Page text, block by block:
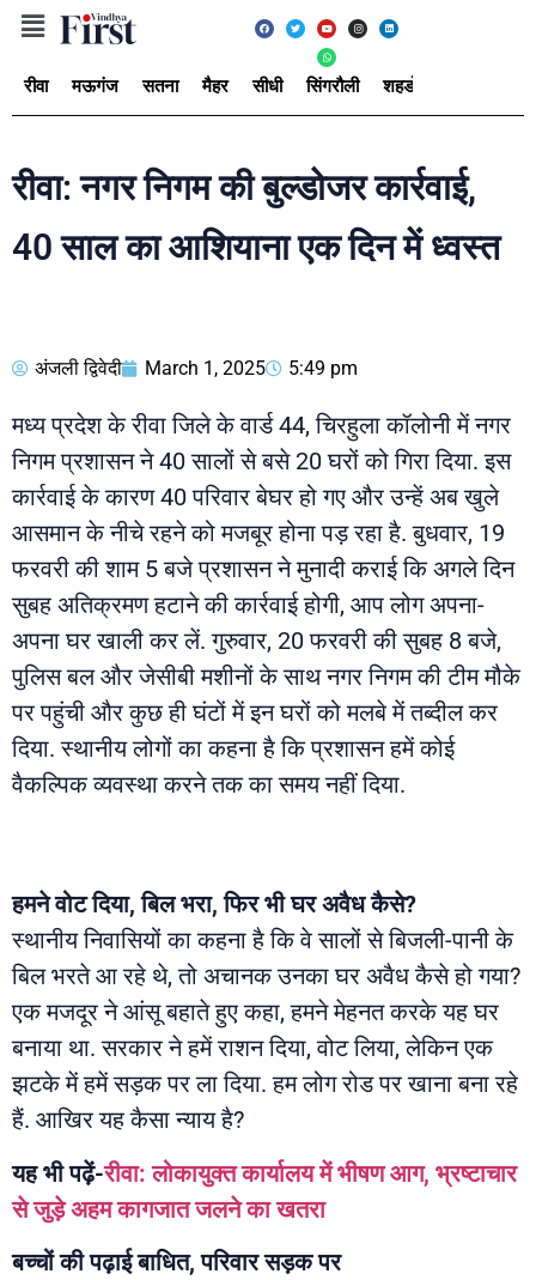
रीवा मऊगंज सतना मैहर सीधी सिंगरौली शहडोल
रीवा: नगर निगम की बुल्डोजर कार्रवाई,
40 साल का आशियाना एक दिन में ध्वस्त
अंजली द्विवेदी March 1, 2025 5:49 pm
मध्य प्रदेश के रीवा जिले के वार्ड 44, चिरहुला कॉलोनी में नगर
निगम प्रशासन ने 40 सालों से बसे 20 घरों को गिरा दिया. इस
कार्रवाई के कारण 40 परिवार बेघर हो गए और उन्हें अब खुले
आसमान के नीचे रहने को मजबूर होना पड़ रहा है. बुधवार, 19
फरवरी की शाम 5 बजे प्रशासन ने मुनादी कराई कि अगले दिन
सुबह अतिक्रमण हटाने की कार्रवाई होगी, आप लोग अपना-
अपना घर खाली कर लें. गुरुवार, 20 फरवरी की सुबह 8 बजे,
पुलिस बल और जेसीबी मशीनों के साथ नगर निगम की टीम मौके
पर पहुंची और कुछ ही घंटों में इन घरों को मलबे में तब्दील कर
दिया. स्थानीय लोगों का कहना है कि प्रशासन हमें कोई
वैकल्पिक व्यवस्था करने तक का समय नहीं दिया.
हमने वोट दिया, बिल भरा, फिर भी घर अवैध कैसे?
स्थानीय निवासियों का कहना है कि वे सालों से बिजली-पानी के
बिल भरते आ रहे थे, तो अचानक उनका घर अवैध कैसे हो गया?
एक मजदूर ने आंसू बहाते हुए कहा, हमने मेहनत करके यह घर
बनाया था. सरकार ने हमें राशन दिया, वोट लिया, लेकिन एक
झटके में हमें सड़क पर ला दिया. हम लोग रोड पर खाना बना रहे
हैं. आखिर यह कैसा न्याय है?
यह भी पढ़ें-रीवा: लोकायुक्त कार्यालय में भीषण आग, भ्रष्टाचार
से जुड़े अहम कागजात जलने का खतरा
बच्चों की पढ़ाई बाधित, परिवार सड़क पर